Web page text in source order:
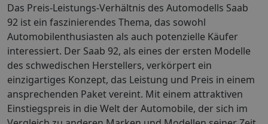
Das Preis-Leistungs-Verhältnis des Automodells Saab
92 ist ein faszinierendes Thema, das sowohl
Automobilenthusiasten als auch potenzielle Käufer
interessiert. Der Saab 92, als eines der ersten Modelle
des schwedischen Herstellers, verkörpert ein
einzigartiges Konzept, das Leistung und Preis in einem
ansprechenden Paket vereint. Mit einem attraktiven
Einstiegspreis in die Welt der Automobile, der sich im